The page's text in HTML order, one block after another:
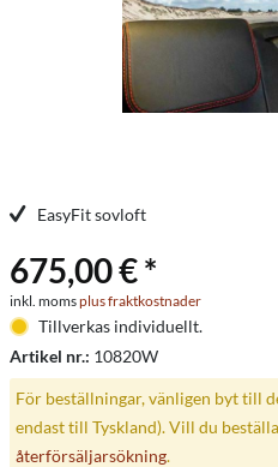
EasyFit sovloft
675,00 € *
inkl. momsplus fraktkostnader
Tillverkas individuellt.
Artikel nr.: 10820W
För beställningar, vänligen byt till
endast till Tyskland). Vill du
återförsäljarsökning.